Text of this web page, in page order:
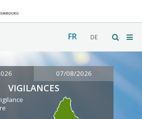
FR DE
07/08/2026
VIGILANCES